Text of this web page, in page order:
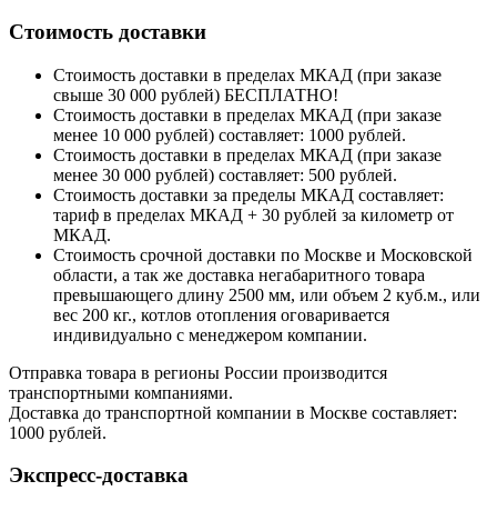
Стоимость доставки
Стоимость доставки в пределах МКАД (при заказе
свыше 30 000 рублей) БЕСПЛАТНО!
Стоимость доставки в пределах МКАД (при заказе
менее 10 000 рублей) составляет: 1000 рублей.
Стоимость доставки в пределах МКАД (при заказе
менее 30 000 рублей) составляет: 500 рублей.
Стоимость доставки за пределы МКАД составляет:
тариф в пределах МКАД + 30 рублей за километр от
МКАД.
Стоимость срочной доставки по Москве и Московской
области, а так же доставка негабаритного товара
превышающего длину 2500 мм, или объем 2 куб.м., или
вес 200 кг., котлов отопления оговаривается
индивидуально с менеджером компании.
Отправка товара в регионы России производится
транспортными компаниями.
Доставка до транспортной компании в Москве составляет:
1000 рублей.
Экспресс-доставка